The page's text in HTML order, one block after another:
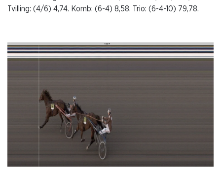
Tvilling: (4/6) 4,74. Komb: (6-4) 8,58. Trio: (6-4-10) 79,78.